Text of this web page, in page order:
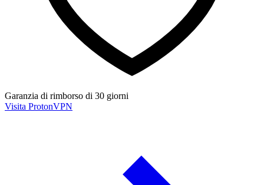
Garanzia di rimborso di 30 giorni
Visita ProtonVPN